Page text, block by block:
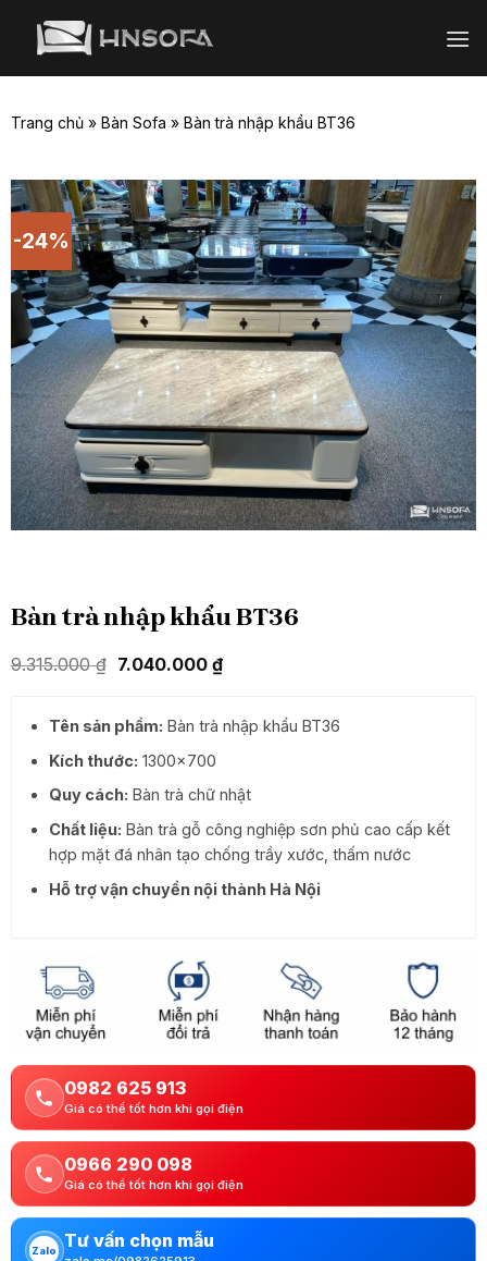
Trang chủ» Bàn Sofa » Bàn trà nhập khẩu BT36
-24%
Bàn trà nhập khẩu BT36
9.315.000₫ Giá
9.315.000 ₫.
7.040.000 ₫Giá
hiện
là:
7.040.000 ₫.
Tên sản phẩm: Bàn trà nhập khẩu BT36
Kích thước: 1300×700
Quy cách: Bàn trà chữ nhật
Chất liệu: Bàn trà gỗ công nghiệp sơn phủ cao cấp kết
hợp mặt đá nhân tạo chống trầy xước, thấm nước
Hỗ trợ vận chuyển nội thành Hà Nội
0982 625 913
Giá có thể tốt hơn khi gọi điện
0966 290 098
Giá có thể tốt hơn khi gọi điện
Zalo Tư vấn chọn mẫu